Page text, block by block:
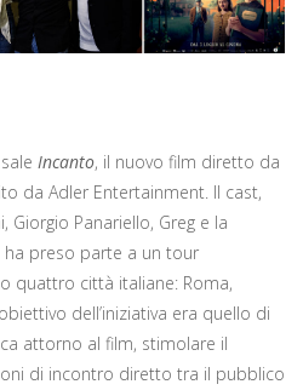
Incanto, il nuovo film diretto da
da Adler Entertainment. Il cast,
Panariello, Greg e la
ha preso parte a un tour
quattro città italiane: Roma,
dell’iniziativa era quello di
attorno al film, stimolare il
di incontro diretto tra il pubblico